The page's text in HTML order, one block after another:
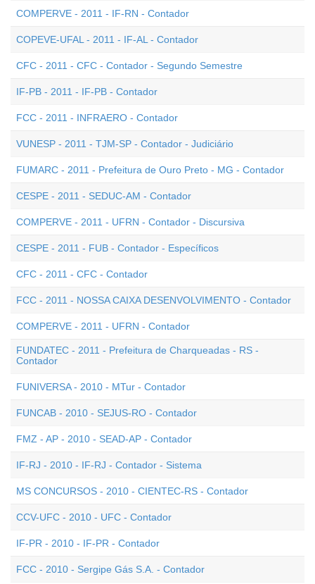
COMPERVE - 2011 - IF-RN - Contador
COPEVE-UFAL - 2011 - IF-AL - Contador
CFC - 2011 - CFC - Contador - Segundo Semestre
IF-PB - 2011 - IF-PB - Contador
FCC - 2011 - INFRAERO - Contador
VUNESP - 2011 - TJM-SP - Contador - Judiciário
FUMARC - 2011 - Prefeitura de Ouro Preto - MG - Contador
CESPE - 2011 - SEDUC-AM - Contador
COMPERVE - 2011 - UFRN - Contador - Discursiva
CESPE - 2011 - FUB - Contador - Específicos
CFC - 2011 - CFC - Contador
FCC - 2011 - NOSSA CAIXA DESENVOLVIMENTO - Contador
COMPERVE - 2011 - UFRN - Contador
FUNDATEC - 2011 - Prefeitura de Charqueadas - RS -
Contador
FUNIVERSA - 2010 - MTur - Contador
FUNCAB - 2010 - SEJUS-RO - Contador
FMZ - AP - 2010 - SEAD-AP - Contador
IF-RJ - 2010 - IF-RJ - Contador - Sistema
MS CONCURSOS - 2010 - CIENTEC-RS - Contador
CCV-UFC - 2010 - UFC - Contador
IF-PR - 2010 - IF-PR - Contador
FCC - 2010 - Sergipe Gás S.A. - Contador